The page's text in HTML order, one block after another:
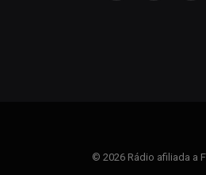
© 2026 Rádio afiliada a